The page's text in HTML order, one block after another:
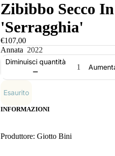
Zibibbo Secco
'Serragghia'
€107,00
Annata 2022
Diminuisci quantità
Esaurito
INFORMAZIONI
Produttore: Giotto Bini